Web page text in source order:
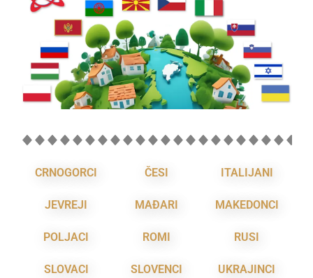
CRNOGORCI ČESI ITALIJANI
JEVREJI MAĐARI MAKEDONCI
POLJACI ROMI RUSI
SLOVACI SLOVENCI UKRAJINCI